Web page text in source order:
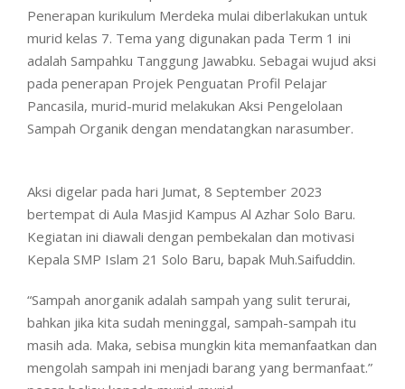
Penerapan kurikulum Merdeka mulai diberlakukan untuk
murid kelas 7. Tema yang digunakan pada Term 1 ini
adalah Sampahku Tanggung Jawabku. Sebagai wujud aksi
pada penerapan Projek Penguatan Profil Pelajar
Pancasila, murid-murid melakukan Aksi Pengelolaan
Sampah Organik dengan mendatangkan narasumber.
Aksi digelar pada hari Jumat, 8 September 2023
bertempat di Aula Masjid Kampus Al Azhar Solo Baru.
Kegiatan ini diawali dengan pembekalan dan motivasi
Kepala SMP Islam 21 Solo Baru, bapak Muh.Saifuddin.
“Sampah anorganik adalah sampah yang sulit terurai,
bahkan jika kita sudah meninggal, sampah-sampah itu
masih ada. Maka, sebisa mungkin kita memanfaatkan dan
mengolah sampah ini menjadi barang yang bermanfaat.”